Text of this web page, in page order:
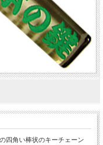
四角い棒状のキーチェーン